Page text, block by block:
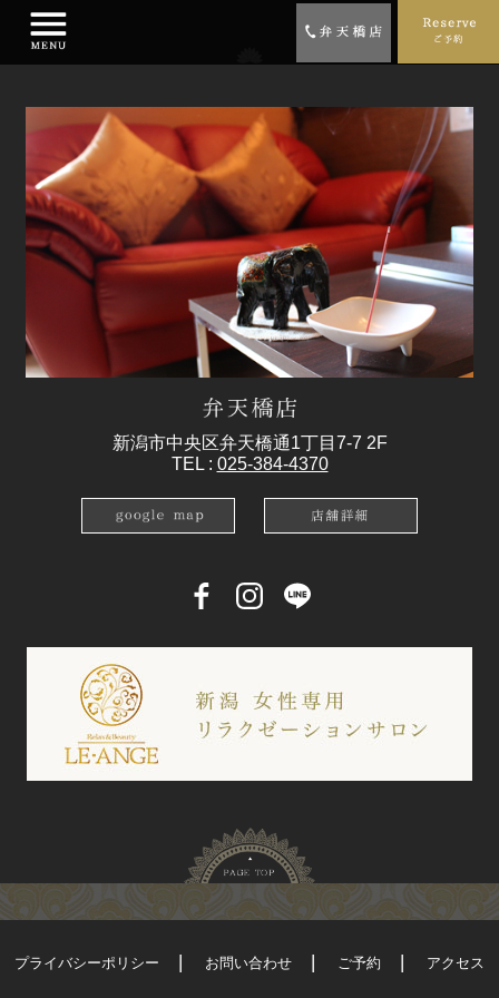
新潟市中央区弁天橋通1丁目7-7 2F
TEL : 025-384-4370
プライバシーポリシー お問い合わせ ご予約 アクセス